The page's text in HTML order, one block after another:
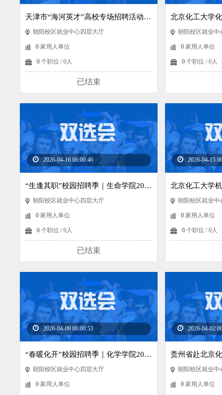
天津市“海河英才”高校专场招聘活动（北京化工大学站）
朝阳校区就业中心四层大厅
0 家用人单位
0 个职位 / 0人
已结束
朝阳校区就业中
0家用人单位
0个职位 / 0人
2026-04-16 06:00:46
“生逢其职”校园招聘季｜生命学院2026届毕业生专场双选会
朝阳校区就业中心四层大厅
0 家用人单位
0 个职位 / 0人
已结束
2026-04-15
朝阳校区就业中
0家用人单位
0个职位 / 0人
2026-04-09 06:00:53
“春暖化开”校园招聘季｜化学学院2026届毕业生专场双选会预告
朝阳校区就业中心四层大厅
0 家用人单位
2026-04-02
贵州省赴北京
朝阳校区就业中
0家用人单位